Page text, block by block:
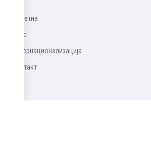
Почетна
Упис
Интернационализацијa
Контакт